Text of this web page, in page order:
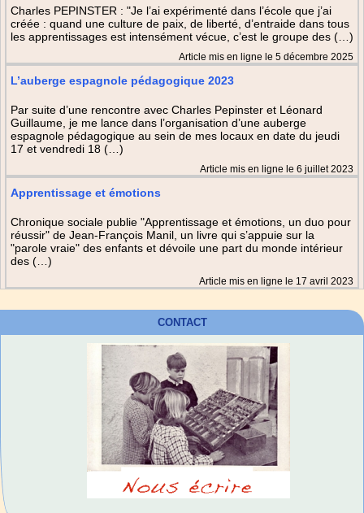
Charles PEPINSTER : "Je l’ai expérimenté dans l’école que j’ai
créée : quand une culture de paix, de liberté, d’entraide dans tous
les apprentissages est intensément vécue, c’est le groupe des (…)
Article mis en ligne le 5 décembre 2025
L’auberge espagnole pédagogique 2023
Par suite d’une rencontre avec Charles Pepinster et Léonard
Guillaume, je me lance dans l’organisation d’une auberge
espagnole pédagogique au sein de mes locaux en date du jeudi
17 et vendredi 18 (…)
Article mis en ligne le 6 juillet 2023
Apprentissage et émotions
Chronique sociale publie "Apprentissage et émotions, un duo pour
réussir" de Jean-François Manil, un livre qui s’appuie sur la
"parole vraie" des enfants et dévoile une part du monde intérieur
des (…)
Article mis en ligne le 17 avril 2023
CONTACT